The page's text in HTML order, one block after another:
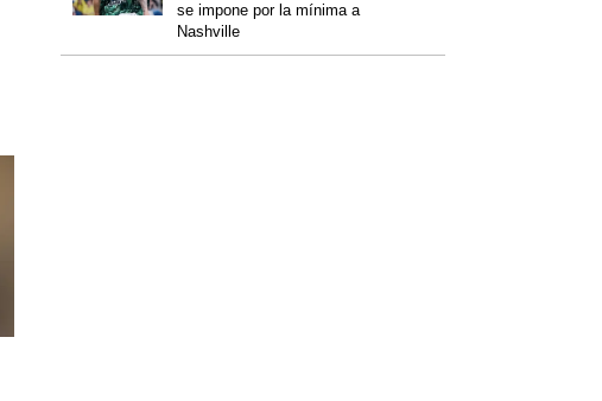
se impone por la mínima a
Nashville